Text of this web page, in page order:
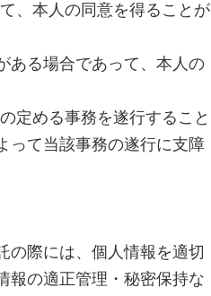
、本人の同意を得ることが
ある場合であって、本人の
定める事務を遂行すること
って当該事務の遂行に支障
の際には、個人情報を適切
報の適正管理・秘密保持な